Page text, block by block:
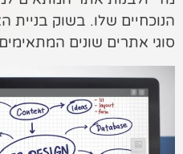
רשתות חברתיות
שיווק לאתרי
סחר
קייס סטאדי
תיק עבודות
הנוכחיים שלו. בשוק
סוגי אתרים שונים